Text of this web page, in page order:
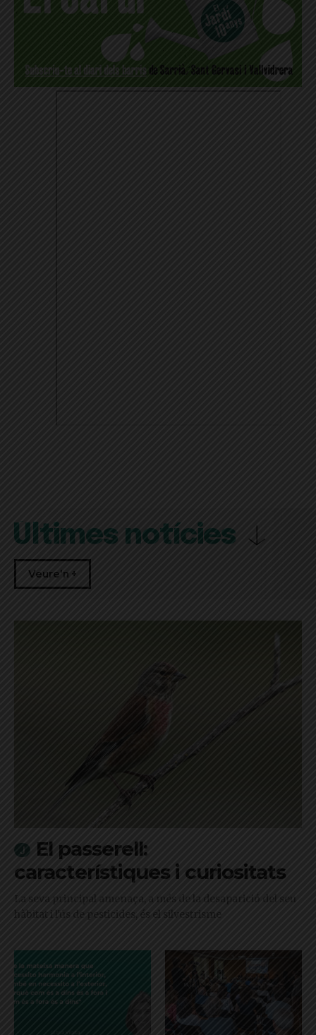
Últimes notícies
Veure'n +
El passerell:
característiques i curiositats
La seva principal amenaça, a més de la desaparició del seu
hàbitat i l'ús de pesticides, és el silvestrisme